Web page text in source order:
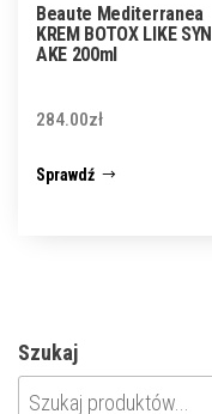
Beaute Mediterranea
KREM BOTOX LIKE SYN
AKE 200ml
284.00zł
Sprawdź
Szukaj